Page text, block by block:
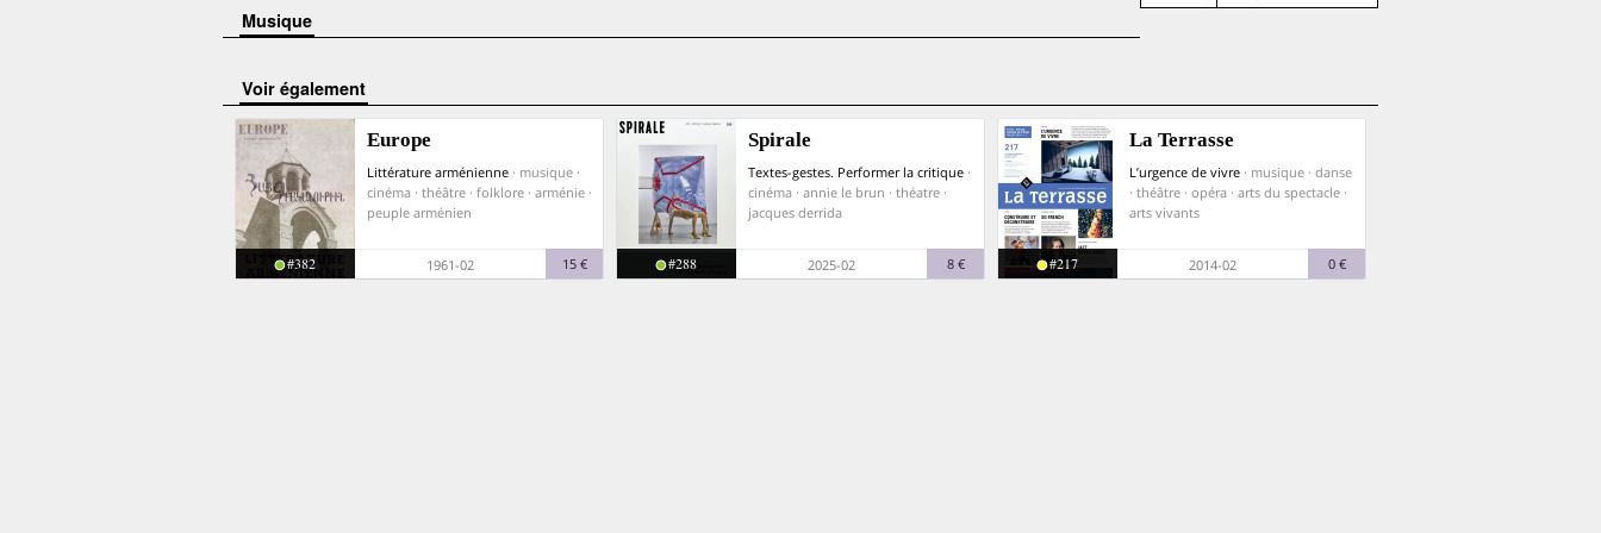
Musique
voir également
Europe
Littérature arménienne · musique ·
cinéma · théâtre · folklore · arménie ·
peuple arménien
#382 1961-02 15 €
Spirale
Textes-gestes. Performer la critique ·
cinéma · annie le brun · théatre ·
jacques derrida
#288 2025-02 8 €
La Terrasse
L’urgence de vivre · musique · danse
· théâtre · opéra · arts du spectacle ·
arts vivants
#217 2014-02 0 €